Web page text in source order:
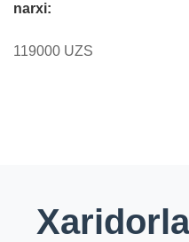
narxi:
119000 UZS